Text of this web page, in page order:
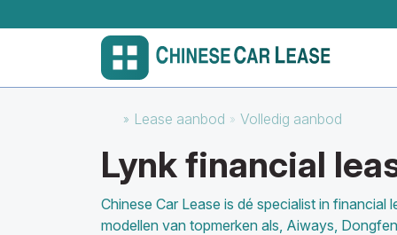
Lease aanbod Volledig aanbod
Lynk financial
Chinese Car Lease is dé specialist in
modellen van topmerken als, Aiways,